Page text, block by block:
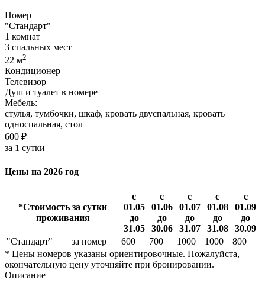
Номер
"Стандарт"
1 комнат
3 спальных мест
22 м2
Кондиционер
Телевизор
Душ и туалет в номере
Мебель:
стулья, тумбочки, шкаф, кровать двуспальная, кровать
односпальная, стол
600 ₽
за 1 сутки
Цены на 2026 год
*Стоимость за сутки
проживания
с
01.05
до
31.05
с
01.06
до
30.06
с
01.07
до
31.07
с
01.08
до
31.08
с
01.09
до
30.09
"Стандарт"
за номер 600 700 1000 1000
800
* Цены номеров указаны ориентировочные. Пожалуйста,
окончательную цену уточняйте при бронировании.
Описание